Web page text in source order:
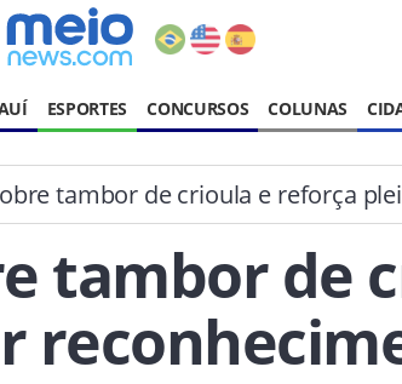
ESPORTES CONCURSOS COLUNAS
tambor de crioula e reforça
tambor de